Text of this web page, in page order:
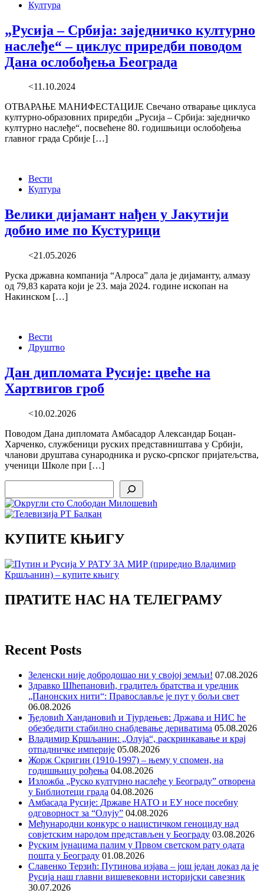
Култура
„Русија – Србија: заједничко културно
наслеђе“ – циклус приредби поводом
Дана ослобођења Београда
<11.10.2024
ОТВАРАЊЕ МАНИФЕСТАЦИЈЕ Свечано отварање циклуса
културно-образовних приредби „Русија – Србија: заједничко
културно наслеђе“, посвећене 80. годишњици ослобођења
главног града Србије […]
Вести
Култура
Велики дијамант нађен у Јакутији
добио име по Кустурици
<21.05.2026
Руска државна компанија “Алроса” дала је дијаманту, алмазу
од 79,83 карата који је 23. маја 2024. године ископан на
Накинском […]
Вести
Друштво
Дан дипломата Русије: цвеће на
Хартвигов гроб
<10.02.2026
Поводом Дана дипломата Амбасадор Александар Боцан-
Харченко, службеници руских представништава у Србији,
чланови друштава сународника и руско-српског пријатељства,
ученици Школе при […]
КУПИТЕ КЊИГУ
ПРАТИТЕ НАС НА ТЕЛЕГРАМУ
Recent Posts
Зеленски није добродошао ни у својој земљи! 07.08.2026
Здравко Шћепановић, градитељ братства и уредник
„Панонских нити“: Православље је пут у бољи свет
06.08.2026
Ђедовић Хандановић и Тјурдењев: Држава и НИС ће
обезбедити стабилно снабдевање дериватима 05.08.2026
Владимир Кршљанин: „Олуја“, раскринкавање и крај
отпадничке империје 05.08.2026
Жорж Скригин (1910-1997) – њему у спомен, на
годишњицу рођења 04.08.2026
Изложба „Руско културно наслеђе у Београду” отворена
у Библиотеци града 04.08.2026
Амбасада Русије: Државе НАТО и ЕУ носе посебну
одговорност за “Олују” 04.08.2026
Међународни конкурс о нацистичком геноциду над
совјетским народом представљен у Београду 03.08.2026
Руским јунацима палим у Првом светском рату одата
пошта у Београду 01.08.2026
Славенко Терзић: Путинова изјава – још један доказ да је
Русија наш главни вишевековни историјски савезник
30.07.2026